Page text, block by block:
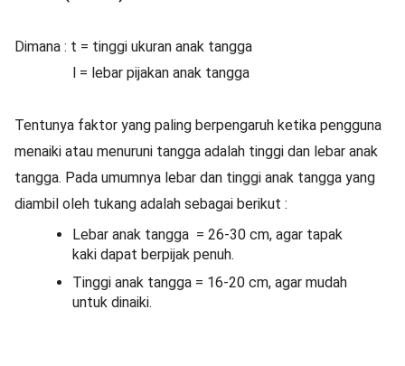
Dimana : t = tinggi ukuran anak tangga
l = lebar pijakan anak tangga
Tentunya faktor yang paling berpengaruh ketika pengguna
menaiki atau menuruni tangga adalah tinggi dan lebar anak
tangga. Pada umumnya lebar dan tinggi anak tangga yang
diambil oleh tukang adalah sebagai berikut :
Lebar anak tangga = 26-30 cm, agar tapak
kaki dapat berpijak penuh.
Tinggi anak tangga = 16-20 cm, agar mudah
untuk dinaiki.